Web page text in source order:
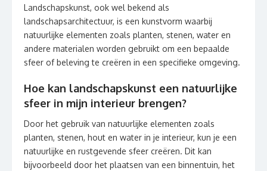
Landschapskunst, ook wel bekend als
landschapsarchitectuur, is een kunstvorm waarbij
natuurlijke elementen zoals planten, stenen, water en
andere materialen worden gebruikt om een bepaalde
sfeer of beleving te creëren in een specifieke omgeving.
Hoe kan landschapskunst een natuurlijke
sfeer in mijn interieur brengen?
Door het gebruik van natuurlijke elementen zoals
planten, stenen, hout en water in je interieur, kun je een
natuurlijke en rustgevende sfeer creëren. Dit kan
bijvoorbeeld door het plaatsen van een binnentuin, het